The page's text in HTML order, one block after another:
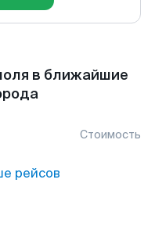
в ближайшие
Стоимость
рейсов